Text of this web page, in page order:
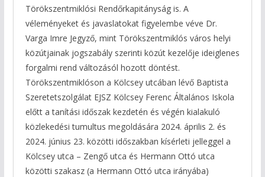
Törökszentmiklósi Rendőrkapitányság is. A
véleményeket és javaslatokat figyelembe véve Dr.
Varga Imre Jegyző, mint Törökszentmiklós város helyi
közútjainak jogszabály szerinti közút kezelője ideiglenes
forgalmi rend változásól hozott döntést.
Törökszentmiklóson a Kölcsey utcában lévő Baptista
Szeretetszolgálat EJSZ Kölcsey Ferenc Általános Iskola
előtt a tanítási időszak kezdetén és végén kialakuló
közlekedési tumultus megoldására 2024. április 2. és
2024. június 23. közötti időszakban kísérleti jelleggel a
Kölcsey utca – Zengő utca és Hermann Ottó utca
közötti szakasz (a Hermann Ottó utca irányába)